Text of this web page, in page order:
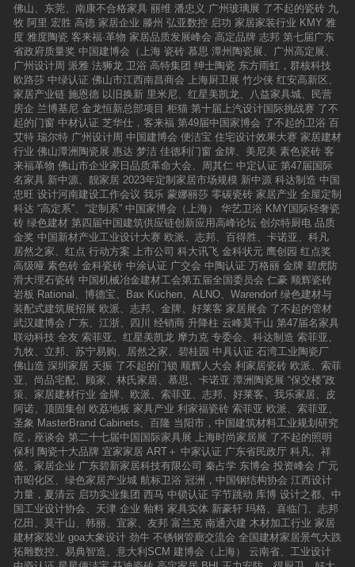
佛山、东莞、南康不合格家具 丽维 潘忠义 广州玻璃展 了不起的瓷砖 九
牧 阿里 宏胜 高德 家居企业 滕州 弘亚数控 启功 家居家装行业 KMY 雅
度 雅度陶瓷 客来福·革物 家居品质发展峰会 高定品牌 志邦 第七届广东
省政府质量奖 中国建博会（上海 瓷砖 慕思 潭州陶瓷展、广州高定展、
广州设计周 派雅 法狮龙 卫浴 高特集团 绅士陶瓷 东方雨虹，群核科技
欧路莎 中绿认证 佛山市江西南昌商会 上海厨卫展 竹少侠 红安高新区、
家居产业链 施恩德 以旧换新 里米尼、红星美凯龙、八益家具城、民营
房企 兰博基尼 金龙恒新总部项目 柜猫 第十届上汽设计国际挑战赛 了不
起的门窗 中材认证 芝华仕，客来福 第49届中国家博会 了不起的卫浴 百
艾特 瑞尔特 广州设计周 中国建博会 便洁宝 住宅设计效果大赛 家居建材
行业 佛山潭洲陶瓷展 惠达 梦洁 佳德利门窗 金牌、美尼美 素色瓷砖 客
来福革物 佛山市企业家日品质革命大会、周其仁 中定认证 第47届国际
名家具 新中源、靓家居 2023年定制家居市场规模 新中源 科达制造 中国
忠旺 设计河南建设工作会议 我乐 蒙娜丽莎 零碳瓷砖 家居产业 全屋定制
科达 “高定系”、“定制系” 中国家博会（上海） 华艺卫浴 KMY国际轻奢瓷
砖 绿色建材 第四届中国建筑供应链创新应用高峰论坛 创尔特厨电 品质
金奖 中国新材产业工业设计大赛 欧派、志邦、百得胜、卡诺亚、科凡
居然之家、红点 行动方案 上市公司 科大讯飞 金科状元 鹰创园 红点奖
高级哑 素色砖 金科瓷砖 中涂认证 广交会 中陶认证 万格丽 金牌 碧虎防
滑大理石瓷砖 中国机械冶金建材工会第五届全国委员会 仁豪 顺辉瓷砖
岩板 Rational、博德宝、Bax Küchen、ALNO、Warendorf 绿色建材与
装配式建筑展招展 欧派、志邦、金牌、好莱客 家居展会 了不起的管材
武汉建博会 广东、江浙、四川 经销商 升降柱 云峰莫干山 第47届名家具
联动科技 全友 索菲亚、红星美凯龙 摩力克 专委会、科达制造 索菲亚、
九牧、立邦、苏宁易购、居然之家、碧桂园 中具认证 石湾工业陶瓷厂
佛山造 深圳家居 天振 了不起的门锁 顺辉人大会 利家居瓷砖 欧派、索菲
亚、尚品宅配、顾家、林氏家居、慕思、卡诺亚 潭洲陶瓷展 “保交楼”政
策、家居建材行业 金牌、欧派、索菲亚、志邦、好莱客、我乐家居、皮
阿诺、顶固集创 欧荔地板 家具产业 利家福瓷砖 索菲亚 欧派、索菲亚、
圣象 MasterBrand Cabinets、百隆 当阳市，中国建筑材料工业规划研究
院，座谈会 第二十七届中国国际家具展 上海时尚家居展 了不起的照明
保利 陶瓷十大品牌 宜家家居 ART＋ 中家认证 广东省民政厅 科凡、祥
盛、家居企业 广东碧新家居科技有限公司 秦占学 东博会 投资峰会 广元
市昭化区、绿色家居产业城 航标卫浴 冠洲，中国钢结构协会 江西设计
力量，夏清云 启功实业集团 西马 中锁认证 字节跳动 库博 设计之都、中
国工业设计协会、天津 企业 釉料 家具实体 新豪轩 玛格、喜临门、志邦
亿田、莫干山、韩丽、宜家、友邦 富兰克 南通六建 木材加工行业 家居
建材家装业 goa大象设计 劲牛 不锈钢管廊交流会 全国建材家居景气大跌
拓雕数控、易典智造、意大利SCM 建博会（上海）
云南省、工业设计